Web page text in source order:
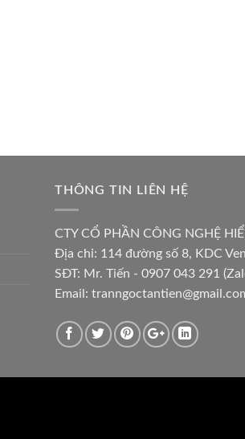
THÔNG TIN LIÊN HỆ
CTY CỔ PHẦN CÔNG NGHỆ
Địa chỉ: 114 đường số 8, KDC
SĐT: Mr. Tiến - 0907 043 291
Email: